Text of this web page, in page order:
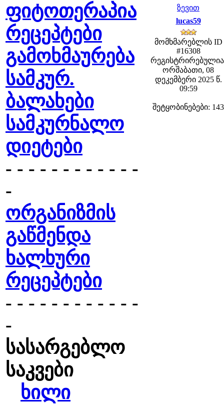
ფიტოთერაპია
რეცეპტები
გამოხმაურება
სამკურ.
ბალახები
სამკურნალო
დიეტები
- - - - - - - - - - - -
-
ორგანიზმის
გაწმენდა
ხალხური
რეცეპტები
- - - - - - - - - - - -
-
სასარგებლო
საკვები
ხილი
ზევით
lucas59
მომხმარებლის ID
#16308
ორშაბათი, 08
დეკემბერი 2025 წ.
09:59
შეტყობინებები: 143